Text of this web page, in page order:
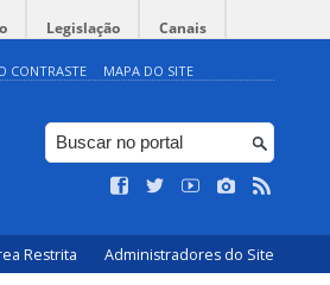
Legislação Canais
CONTRASTE MAPA DO SITE
Restrita Administradores do Site